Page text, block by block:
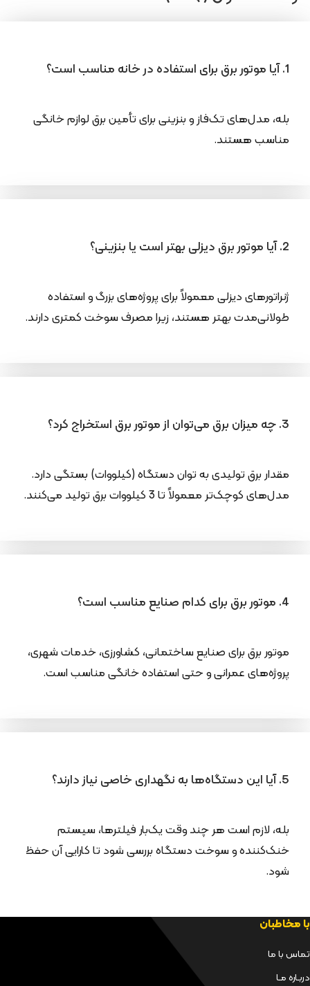
1. آیا موتور برق برای استفاده در خانه مناسب است؟
بله، مدل‌های تک‌فاز و بنزینی برای تأمین برق لوازم خانگی
مناسب هستند.
2. آیا موتور برق دیزلی بهتر است یا بنزینی؟
ژنراتورهای دیزلی معمولاً برای پروژه‌های بزرگ و استفاده
طولانی‌مدت بهتر هستند، زیرا مصرف سوخت کمتری دارند.
3. چه میزان برق می‌توان از موتور برق استخراج کرد؟
مقدار برق تولیدی به توان دستگاه (کیلووات) بستگی دارد.
مدل‌های کوچک‌تر معمولاً تا 3 کیلووات برق تولید می‌کنند.
4. موتور برق برای کدام صنایع مناسب است؟
موتور برق برای صنایع ساختمانی، کشاورزی، خدمات شهری،
پروژه‌های عمرانی و حتی استفاده خانگی مناسب است.
5. آیا این دستگاه‌ها به نگهداری خاصی نیاز دارند؟
بله، لازم است هر چند وقت یک‌بار فیلترها، سیستم
خنک‌کننده و سوخت دستگاه بررسی شود تا کارایی آن حفظ
شود.
با مخاطبان
تماس با ما
دربـاره مـا